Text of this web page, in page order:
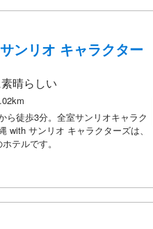
ンリオ キャラクター
晴らしい
ら徒歩3分。全室サンリオキャラク
with サンリオ キャラクターズは、
テルです。